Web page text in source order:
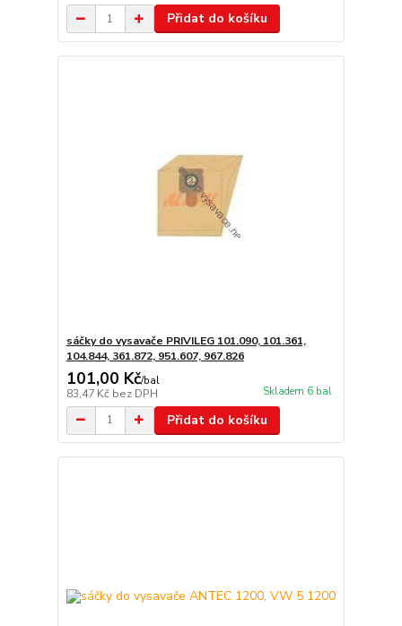
Přidat do košíku
sáčky do vysavače PRIVILEG 101.090, 101.361,
104.844, 361.872, 951.607, 967.826
101,00 Kč/bal
83,47 Kč bez DPH Skladem 6 bal
Přidat do košíku